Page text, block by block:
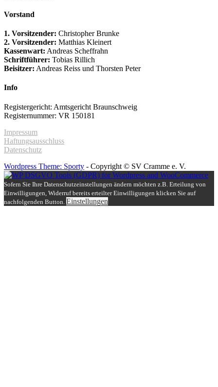
Vorstand
1. Vorsitzender: Christopher Brunke
2. Vorsitzender: Matthias Kleinert
Kassenwart: Andreas Scheffrahn
Schriftführer: Tobias Rillich
Beisitzer: Andreas Reiss und Thorsten Peter
Info
Registergericht: Amtsgericht Braunschweig
Registernummer: VR 150181
Impressum
Haftungsausschluss
Datenschutz
Wordpress Theme: Sporty - Copyright © SV Cramme e. V.
Sofern Sie Ihre Datenschutzeinstellungen ändern möchten z.B. Erteilung von
Einwilligungen, Widerruf bereits erteilter Einwilligungen klicken Sie auf
nachfolgenden Button. Einstellungen